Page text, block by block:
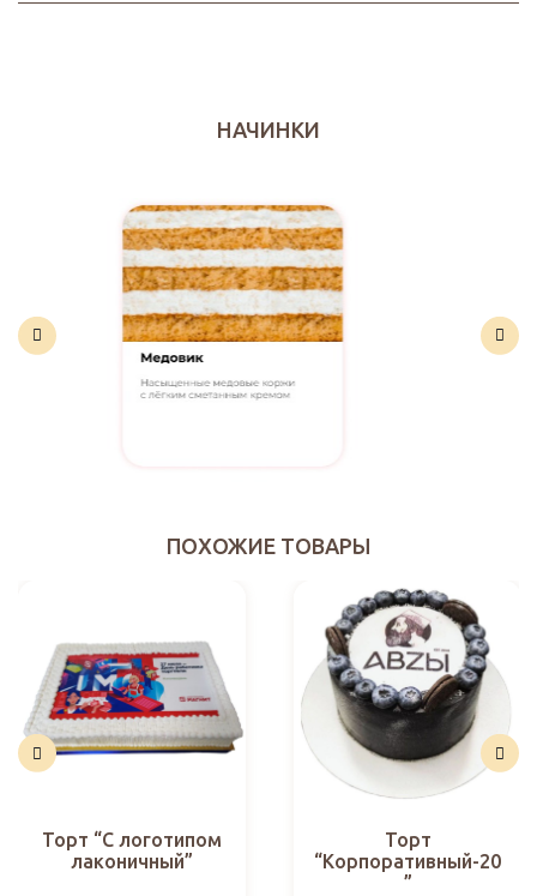
НАЧИНКИ
ПОХОЖИЕ ТОВАРЫ
Торт “С логотипом
лаконичный”
Торт
“Корпоративный-20
”